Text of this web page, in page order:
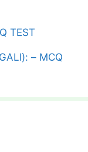
TEST
– MCQ